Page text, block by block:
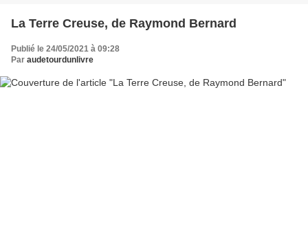
La Terre Creuse, de Raymond Bernard
Publié le 24/05/2021 à 09:28
Par audetourdunlivre